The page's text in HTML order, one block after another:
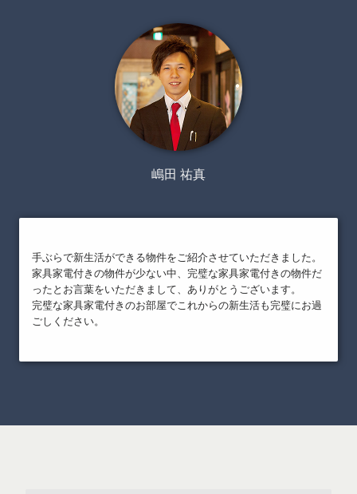
嶋田 祐真
手ぶらで新生活ができる物件をご紹介させていただきました。
家具家電付きの物件が少ない中、完璧な家具家電付きの物件だ
ったとお言葉をいただきまして、ありがとうございます。
完璧な家具家電付きのお部屋でこれからの新生活も完璧にお過
ごしください。